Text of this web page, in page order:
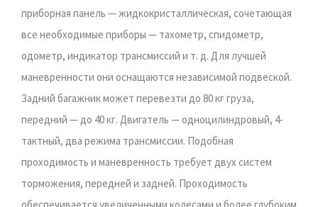
приборная панель — жидкокристаллическая, сочетающая
все необходимые приборы — тахометр, спидометр,
одометр, индикатор трансмиссий и т. д. Для лучшей
маневренности они оснащаются независимой подвеской.
Задний багажник может перевезти до 80 кг груза,
передний — до 40 кг. Двигатель — одноцилиндровый, 4-
тактный, два режима трансмиссии. Подобная
проходимость и маневренность требует двух систем
торможения, передней и задней. Проходимость